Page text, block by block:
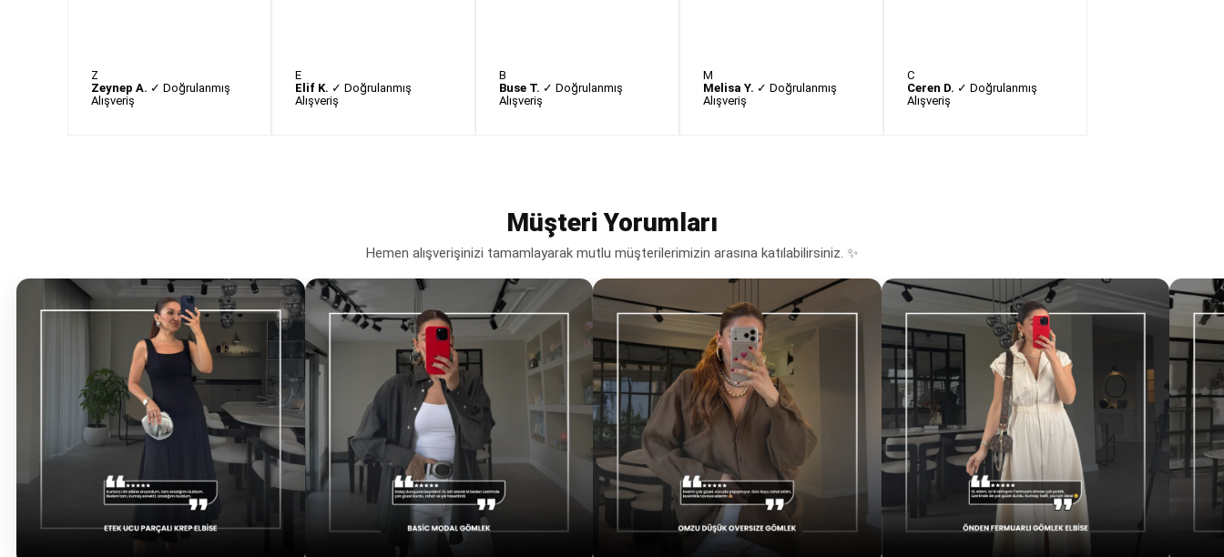
Z
Zeynep A. ✓ Doğrulanmış
Alışveriş
E
Elif K. ✓ Doğrulanmış
Alışveriş
B
Buse T. ✓ Doğrulanmış
Alışveriş
M
Melisa Y. ✓ Doğrulanmış
Alışveriş
C
Ceren D. ✓ Doğrulanmış
Alışveriş
Müşteri Yorumları
Hemen alışverişinizi tamamlayarak mutlu müşterilerimizin arasına katılabilirsiniz. ✨